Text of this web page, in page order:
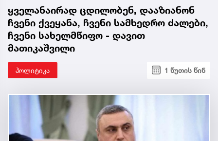
ყველანაირად ცდილობენ, დააზიანონ
ჩვენი ქვეყანა, ჩვენი სამხედრო ძალები,
ჩვენი სახელმწიფო - დავით
მათიკაშვილი
პოლიტიკა 1 წუთის წინ